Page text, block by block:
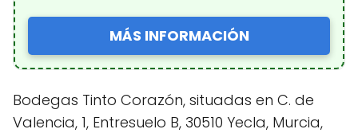
MÁS INFORMACIÓN
Bodegas Tinto Corazón, situadas en C. de
Valencia, 1, Entresuelo B, 30510 Yecla, Murcia,